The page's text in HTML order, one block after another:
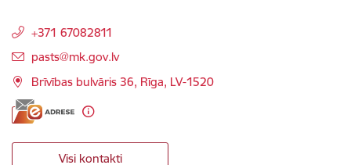
+371 67082811
E-pasts:
pasts@mk.gov.lv
Brīvības bulvāris 36, Rīga, LV-1520
Visi kontakti